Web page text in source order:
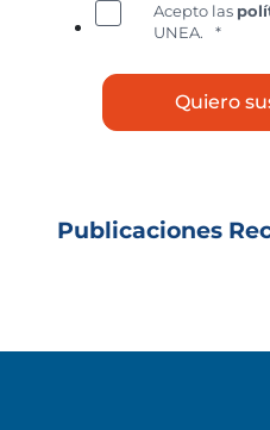
Acepto las
UNEA.
*
Publicaciones